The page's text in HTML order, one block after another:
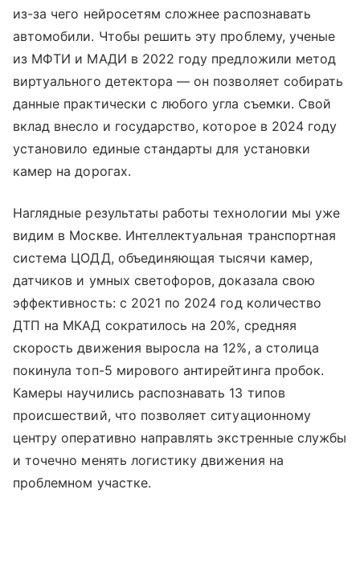
из-за чего нейросетям сложнее распознавать
автомобили. Чтобы решить эту проблему, ученые
из МФТИ и МАДИ в 2022 году предложили метод
виртуального детектора — он позволяет собирать
данные практически с любого угла съемки. Свой
вклад внесло и государство, которое в 2024 году
установило единые стандарты для установки
камер на дорогах.
Наглядные результаты работы технологии мы уже
видим в Москве. Интеллектуальная транспортная
система ЦОДД, объединяющая тысячи камер,
датчиков и умных светофоров, доказала свою
эффективность: с 2021 по 2024 год количество
ДТП на МКАД сократилось на 20%, средняя
скорость движения выросла на 12%, а столица
покинула топ-5 мирового антирейтинга пробок.
Камеры научились распознавать 13 типов
происшествий, что позволяет ситуационному
центру оперативно направлять экстренные службы
и точечно менять логистику движения на
проблемном участке.